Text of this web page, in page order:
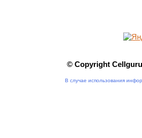
© Copyright
В случае использования